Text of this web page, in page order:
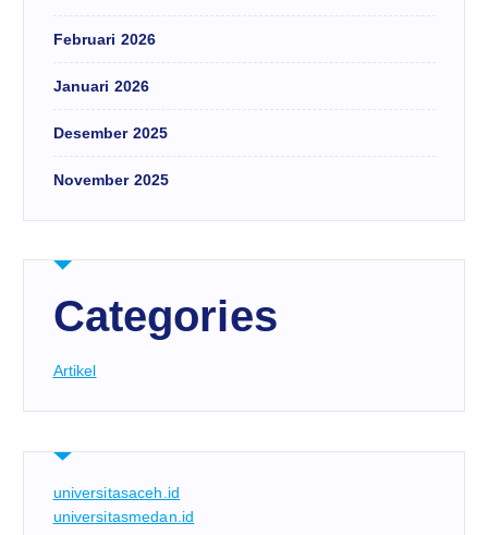
Februari 2026
Januari 2026
Desember 2025
November 2025
Categories
Artikel
universitasaceh.id
universitasmedan.id